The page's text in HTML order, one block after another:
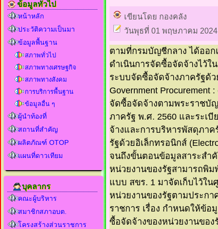
เขียนโดย กองคลัง
วันพุธที่ 01 พฤษภาคม 2024
ตามที่กรมบัญชีกลาง ได้ออก
ดำเนินการจัดซื้อจัดจ้างไว้ใ
ระบบจัดซื้อจัดจ้างภาครัฐด้ว
Government Procurement
จัดซื้อจัดจ้างตามพระราชบั
ภาครัฐ พ.ศ. 2560 และระเ
จ้างและการบริหารพัสดุภา
รัฐด้วยอิเล็กทรอนิกส์
จนถึงขั้นตอนข้อมูลสาระสำ
หน่วยงานของรัฐสามารถพิ
แบบ สขร. 1 มาจัดเก็บไว้ใ
หน่วยงานของรัฐตามประก
ราชการ เรื่อง กำหนดให้ข้อ
ซื้อจัดจ้างของหน่วยงานของ
ข้อมูลทั่วไป
หน้าหลัก
ประวัติความเป็นมา
ข้อมูลพื้นฐาน
สภาพทั่วไป
สภาพทางเศรษฐกิจ
สภาพทางสังคม
การบริการพื้นฐาน
ข้อมูลอื่น ๆ
ผู้นำท้องที่
สถานที่สำคัญ
ผลิตภัณฑ์ OTOP
แผนที่ดาวเทียม
บุคลากร
คณะผู้บริหาร
สมาชิกสภาอบต.
โครงสร้างส่วนราชการ